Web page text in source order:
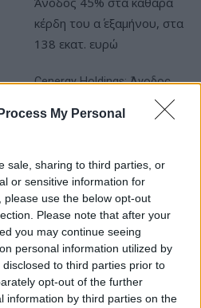
My Personal
sale, sharing to third parties, or
or sensitive information for
use the below opt-out
Please note that after your
you may continue seeing
personal information utilized by
to third parties prior to
opt-out of the further
information by third parties on the
Cenergy Holdings: Άνοδος
α΄ εξαμήνου, στα 138 εκατ.
ευρώ
την αγορά leasing